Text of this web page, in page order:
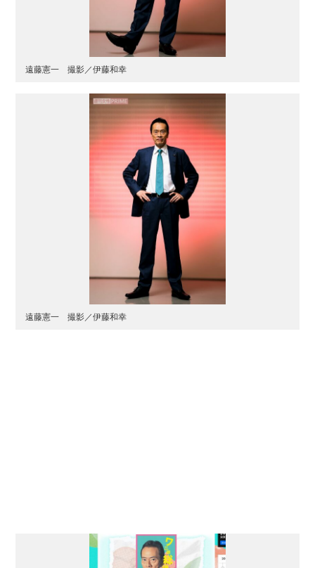
遠藤憲一 撮影／伊藤和幸
遠藤憲一 撮影／伊藤和幸